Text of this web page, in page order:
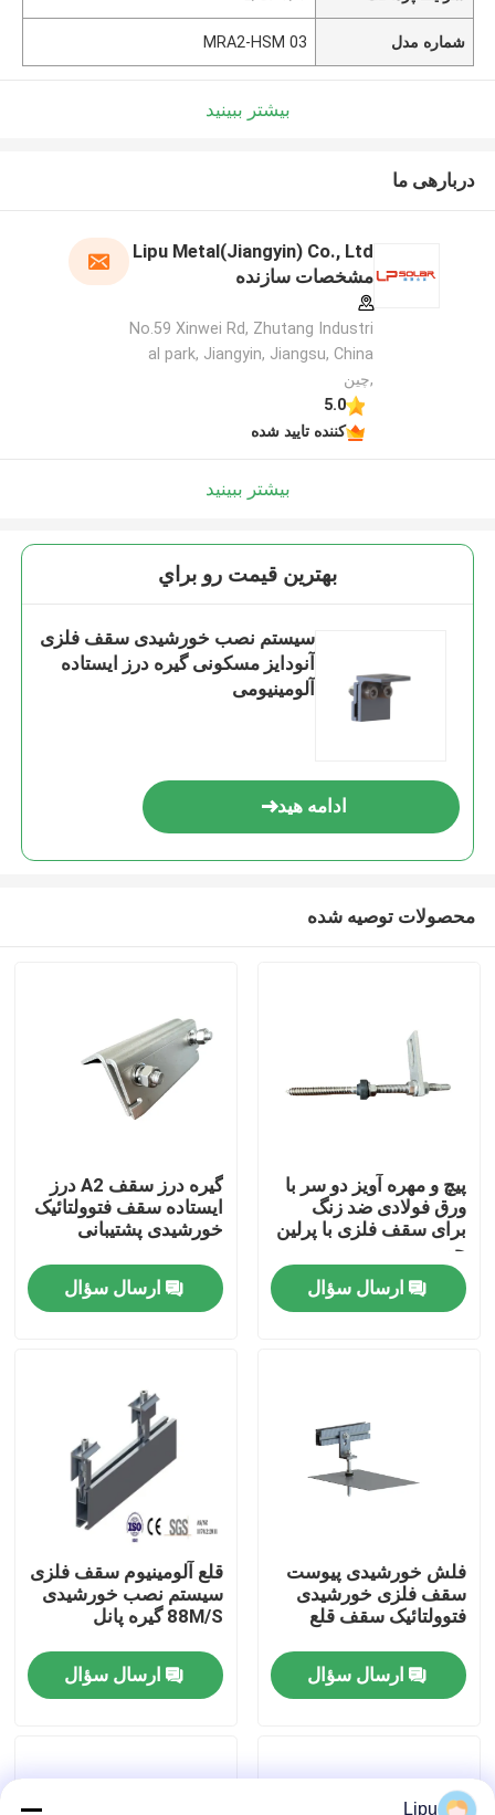
صفحه اصلی
محصولات
فیلم های
کنترل کیفیت
با ما تماس بگیرید
سیستم های نصب PV خورشیدی
شماره مدل MRA2-HSM 03
بیشتر ببینید
دربارهی ما
Lipu Metal(Jiangyin) Co., Ltd
مشخصات سازنده
No.59 Xinwei Rd, Zhutang Industri
al park, Jiangyin, Jiangsu, China
,چین
5.0
کننده تایید شده
بیشتر ببینید
بهترين قيمت رو براي
سیستم نصب خورشیدی سقف فلزی
آنودایز مسکونی گیره درز ایستاده
آلومینیومی
ادامه هید
محصولات توصیه شده
پیچ و مهره آویز دو سر با
ورق فولادی ضد زنگ
برای سقف فلزی با پرلین
چوبی
ارسال سؤال
گیره درز سقف A2 درز
ایستاده سقف فتوولتائیک
خورشیدی پشتیبانی
ارسال سؤال
فلش خورشیدی پیوست
سقف فلزی خورشیدی
فتوولتائیک سقف قلع
ارسال سؤال
قلع آلومینیوم سقف فلزی
سیستم نصب خورشیدی
88M/S گیره پانل
ارسال سؤال
Lipu